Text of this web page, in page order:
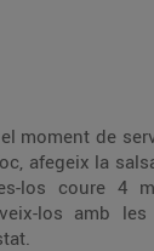
moment de
afegeix la
los coure 4
los amb